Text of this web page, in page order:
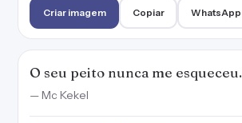
Criar imagem Copiar WhatsApp
O seu peito nunca me esqueceu.
— Mc Kekel